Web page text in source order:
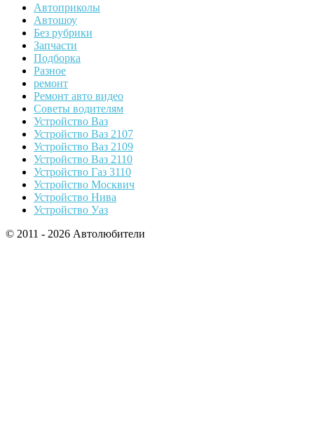
Автоприколы
Автошоу
Без рубрики
Запчасти
Подборка
Разное
ремонт
Ремонт авто видео
Советы водителям
Устройство Ваз
Устройство Ваз 2107
Устройство Ваз 2109
Устройство Ваз 2110
Устройство Газ 3110
Устройство Москвич
Устройство Нива
Устройство Уаз
© 2011 - 2026 Автолюбители